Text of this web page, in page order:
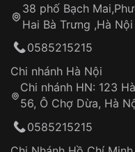
38 phố Bạch
Hai Bà Trưng ,Hà Nội
0585215215
Chi nhánh Hà Nội
Chi nhánh HN: 123
56, Ô Chợ Dừa, Hà
0585215215